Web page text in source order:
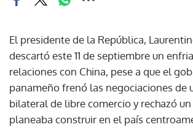
El presidente de la República,
descartó este 11 de septiembre un
relaciones con China, pese a que el
panameño frenó las negociaciones de
bilateral de libre comercio y rechazó
planeaba construir en el país